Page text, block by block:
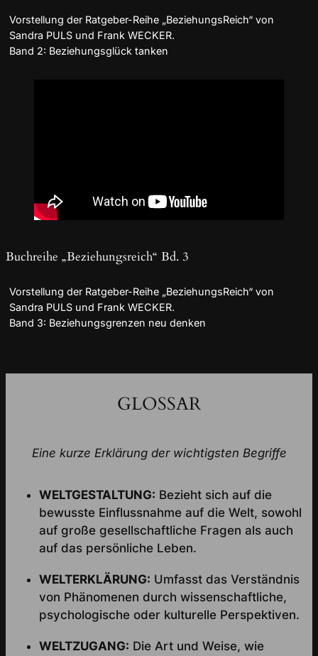
Vorstellung der Ratgeber-Reihe „BeziehungsReich“ von
Sandra PULS und Frank WECKER.
Band 2: Beziehungsglück tanken
Buchreihe „Beziehungsreich“ Bd. 3
Vorstellung der Ratgeber-Reihe „BeziehungsReich“ von
Sandra PULS und Frank WECKER.
Band 3: Beziehungsgrenzen neu denken
GLOSSAR
Eine kurze Erklärung der wichtigsten Begriffe
WELTGESTALTUNG: Bezieht sich auf die
bewusste Einflussnahme auf die Welt, sowohl
auf große gesellschaftliche Fragen als auch
auf das persönliche Leben.
WELTERKLÄRUNG: Umfasst das Verständnis
von Phänomenen durch wissenschaftliche,
psychologische oder kulturelle Perspektiven.
WELTZUGANG: Die Art und Weise, wie